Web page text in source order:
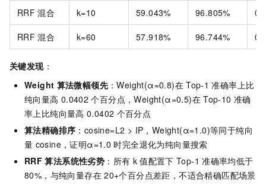
RRF 混合 k=10 59.043% 96.805%
RRF 混合 k=60 57.918% 96.744%
关键发现：
Weight 算法微幅领先：Weight(α=0.8)在 Top-1 准确率上比
纯向量高 0.0402 个百分点，Weight(α=0.5)在 Top-10 准确
率上比纯向量高 0.0402 个百分点
算法精确排序 ：cosine=L2 > IP，Weight(α=1.0)等同于纯向
量 cosine，证明α=1.0 时完全退化为纯向量搜索
RRF 算法系统性劣势 ：所有 k 值配置下 Top-1 准确率均低于
80%，与纯向量存在 20+个百分点差距，不适合精确匹配场景